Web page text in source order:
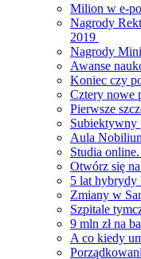
Milion w e-
Nagrody
2019
Nagrody
Awanse
Koniec czy
Cztery nowe
Pierwsze
Subiektywny
Aula
Studia
Otwórz się
5 lat
Zmiany w
Szpitale
9 mln zł na
A co kiedy